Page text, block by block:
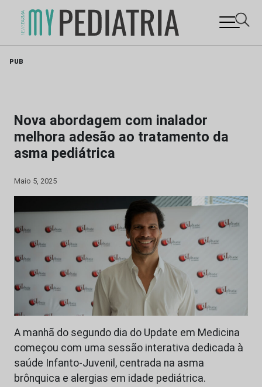
PUB
Nova abordagem com inalador
melhora adesão ao tratamento da
asma pediátrica
Maio 5, 2025
A manhã do segundo dia do Update em Medicina
começou com uma sessão interativa dedicada à
saúde Infanto-Juvenil, centrada na asma
brônquica e alergias em idade pediátrica.